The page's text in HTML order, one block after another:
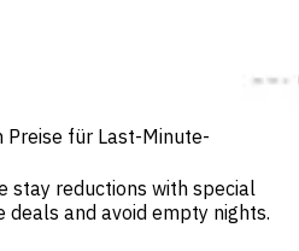
Preise für Last-Minute-
stay reductions with special
and avoid empty nights.